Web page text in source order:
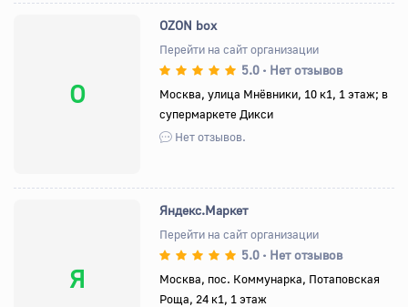
O
OZON box
Перейти на сайт организации
5.0 • Нет отзывов
Москва, улица Мнёвники, 10 к1, 1 этаж; в
супермаркете Дикси
Нет отзывов.
Я
Яндекс.Маркет
Перейти на сайт организации
5.0 • Нет отзывов
Москва, пос. Коммунарка, Потаповская
Роща, 24 к1, 1 этаж